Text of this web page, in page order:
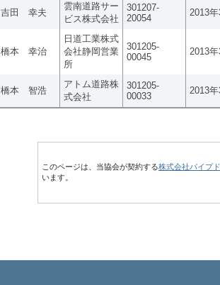
吉田 幸夫
雲南道路サー
ビス株式会社
301207-
20054
2013
橋本 幸治
日道工業株式
会社静岡営業
所
301205-
00045
2013
橋本 智浩
アトム道路株
式会社
301205-
00033
2013
このページは、当協会が契約する株式会社パイプ
います。